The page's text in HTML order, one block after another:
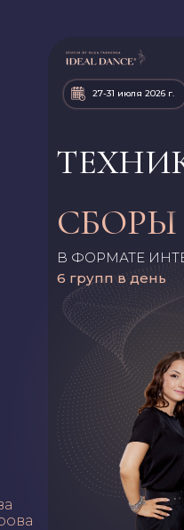
В ФОРМАТЕ
6 групп в день
СБОРЫ
27-31 июля 2026 г.